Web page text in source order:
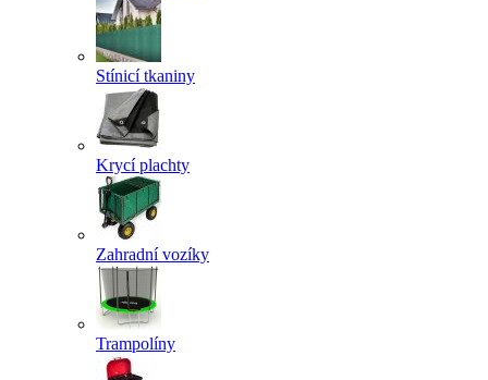
Stínicí tkaniny
Krycí plachty
Zahradní vozíky
Trampolíny